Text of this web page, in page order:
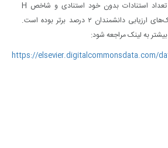
تولیدات علمی محققان، تعداد استنادات بدون خود استنادی و شاخص H
پژوهشگران، برخی از ملاک‌های ارزیابی دانشمندان ۲ درصد برتر بوده است.
به لینک مراجعه شود:
https://elsevier.digitalcommonsdata.com/